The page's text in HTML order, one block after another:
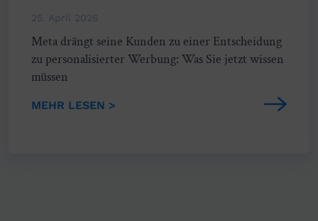
25. April 2026
Meta drängt seine Kunden zu einer Entscheidung
zu personalisierter Werbung: Was Sie jetzt wissen
müssen
MEHR LESEN >